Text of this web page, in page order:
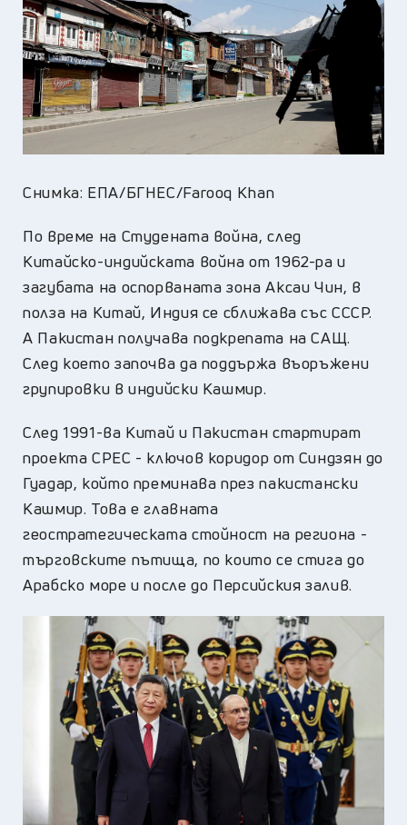
Снимка: ЕПА/БГНЕС/Farooq Khan
По време на Студената война, след
Китайско-индийската война от 1962-ра и
загубата на оспорваната зона Аксаи Чин, в
полза на Китай, Индия се сближава със СССР.
А Пакистан получава подкрепата на САЩ.
След което започва да поддържа въоръжени
групировки в индийски Кашмир.
След 1991-ва Китай и Пакистан стартират
проекта CPEC - ключов коридор от Синдзян до
Гуадар, който преминава през пакистански
Кашмир. Това е главната
геостратегическата стойност на региона -
търговските пътища, по които се стига до
Арабско море и после до Персийския залив.